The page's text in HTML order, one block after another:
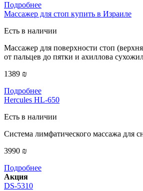
Подробнее
Массажер для стоп купить в Израиле
Есть в наличии
Массажер для поверхности стоп
от пальцев до пятки и ахиллова
1389 ₪
Подробнее
Hercules HL-650
Есть в наличии
Система лимфатического массажа для
3990 ₪
Подробнее
Акция
DS-5310